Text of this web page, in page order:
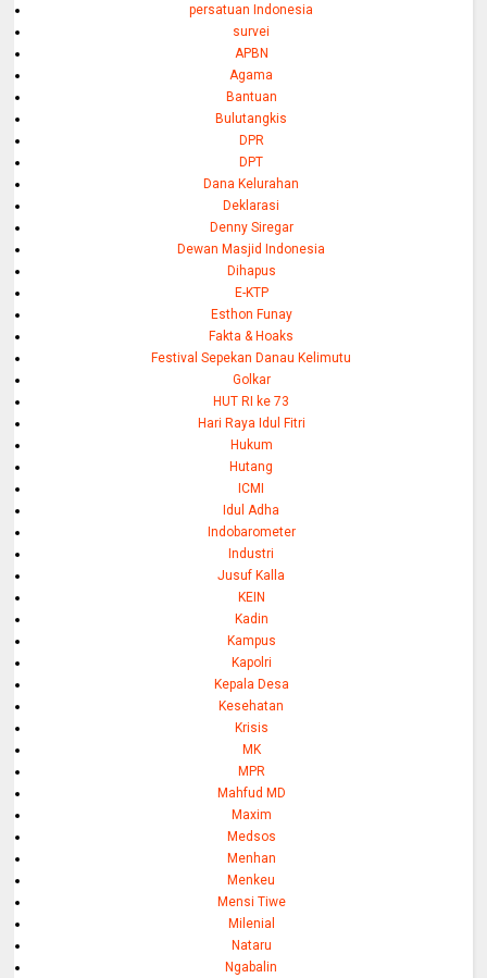
persatuan Indonesia
survei
APBN
Agama
Bantuan
Bulutangkis
DPR
DPT
Dana Kelurahan
Deklarasi
Denny Siregar
Dewan Masjid Indonesia
Dihapus
E-KTP
Esthon Funay
Fakta & Hoaks
Festival Sepekan Danau Kelimutu
Golkar
HUT RI ke 73
Hari Raya Idul Fitri
Hukum
Hutang
ICMI
Idul Adha
Indobarometer
Industri
Jusuf Kalla
KEIN
Kadin
Kampus
Kapolri
Kepala Desa
Kesehatan
Krisis
MK
MPR
Mahfud MD
Maxim
Medsos
Menhan
Menkeu
Mensi Tiwe
Milenial
Nataru
Ngabalin